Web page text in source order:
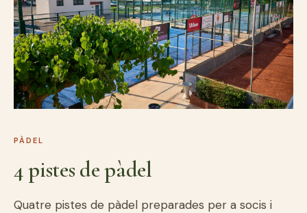
PÀDEL
4 pistes de pàdel
Quatre pistes de pàdel preparades per a socis i